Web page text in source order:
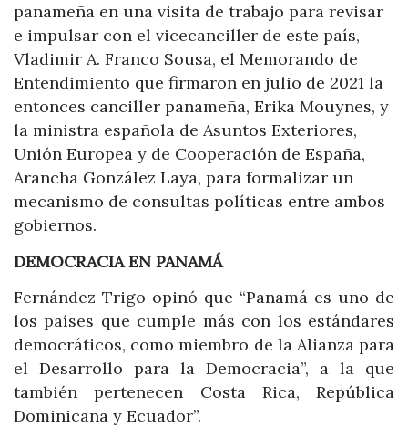
panameña en una visita de trabajo para revisar
e impulsar con el vicecanciller de este país,
Vladimir A. Franco Sousa, el Memorando de
Entendimiento que firmaron en julio de 2021 la
entonces canciller panameña, Erika Mouynes, y
la ministra española de Asuntos Exteriores,
Unión Europea y de Cooperación de España,
Arancha González Laya, para formalizar un
mecanismo de consultas políticas entre ambos
gobiernos.
DEMOCRACIA EN PANAMÁ
Fernández Trigo opinó que “Panamá es uno de
los países que cumple más con los estándares
democráticos, como miembro de la Alianza para
el Desarrollo para la Democracia”, a la que
también pertenecen Costa Rica, República
Dominicana y Ecuador”.